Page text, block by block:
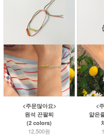
<주문많아요>
원석 끈팔찌
(2 colors)
12,500원
<
얇은